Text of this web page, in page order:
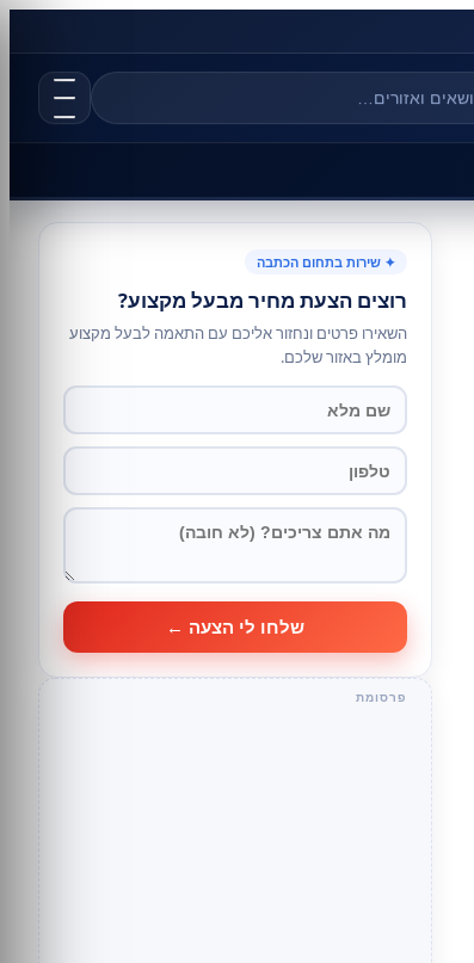
✦ שירות בתחום הכתבה
רוצים הצעת מחיר מבעל מקצוע?
השאירו פרטים ונחזור אליכם עם התאמה לבעל מקצוע
מומלץ באזור שלכם.
שלחו לי הצעה ←